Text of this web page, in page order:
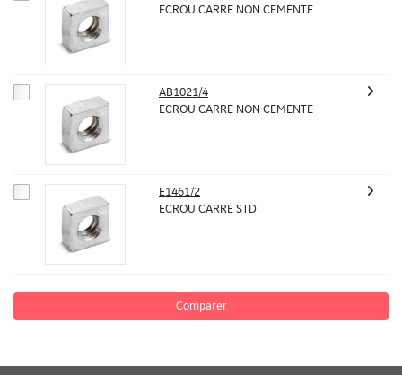
ECROU CARRE NON CEMENTE
AB1021/4
ECROU CARRE NON CEMENTE
E1461/2
ECROU CARRE STD
Comparer